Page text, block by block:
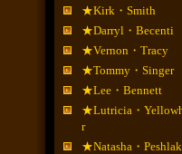
★Kirk・Smith
★Darryl・Becenti
★Vernon・Tracy
★Tommy・Singer
★Lee・Bennett
★Lutricia・
r
★Natasha・